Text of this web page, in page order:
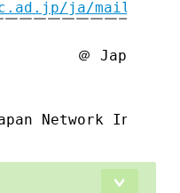
ja/
￣￣￣￣￣￣￣￣￣￣
＠ Japan
Network